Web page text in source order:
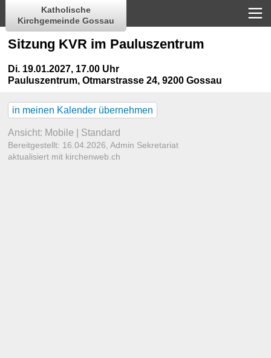
Katholische
Kirchgemeinde Gossau
Sitzung KVR im Pauluszentrum
Di. 19.01.2027, 17.00 Uhr
Pauluszentrum,Otmarstrasse 24, 9200 Gossau
in meinen Kalender übernehmen
Ansicht: Mobile Standard
Bereitgestellt: 16.04.2026,Admin Sekretariat
aktualisiert mit kirchenweb.ch